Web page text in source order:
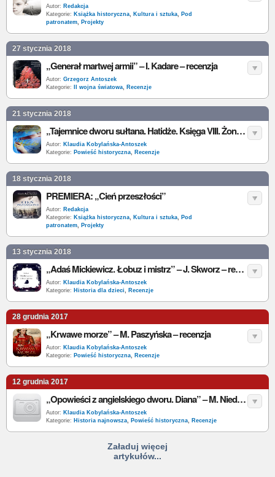
Autor: Redakcja
Kategorie: Książka historyczna, Kultura i sztuka, Pod
patronatem, Projekty
27 stycznia 2018
„Generał martwej armii” – I. Kadare – recenzja
Autor: Grzegorz Antoszek
Kategorie:
II wojna światowa, Recenzje
21 stycznia 2018
„Tajemnice dworu sułtana. Hatidże. Księga VIII. Żona Ibrahima” – D. Altinyeleklioglu – recenzja
Autor: Klaudia Kobylańska-Antoszek
Kategorie: Powieść historyczna, Recenzje
18 stycznia 2018
PREMIERA: „Cień przeszłości”
Autor: Redakcja
Kategorie: Książka historyczna, Kultura i sztuka, Pod
patronatem, Projekty
13 stycznia 2018
„Adaś Mickiewicz. Łobuz i mistrz” – J. Skworz – recenzja
Autor: Klaudia Kobylańska-Antoszek
Kategorie: Historia dla dzieci, Recenzje
28 grudnia 2017
„Krwawe morze” – M. Paszyńska – recenzja
Autor: Klaudia Kobylańska-Antoszek
Kategorie: Powieść historyczna, Recenzje
12 grudnia 2017
„Opowieści z angielskiego dworu. Diana” – M. Niedźwiedzka – recenzja
Autor: Klaudia Kobylańska-Antoszek
Kategorie: Historia najnowsza, Powieść historyczna, Recenzje
Załaduj więcej
artykułów...